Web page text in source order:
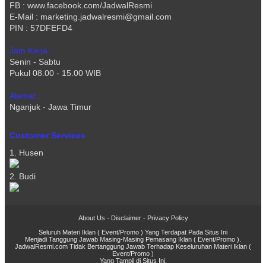
FB : www.facebook.com/JadwalResmi
E-Mail : marketing.jadwalresmi@gmail.com
PIN : 57DFEFD4
Jam Kerja :
Senin - Sabtu
Pukul 08.00 - 15.00 WIB
Alamat :
Nganjuk - Jawa Timur
Customer Services
1. Husen
2. Budi
About Us - Disclaimer- Privacy Policy
Seluruh Materi Iklan ( Event/Promo ) Yang Terdapat Pada Situs Ini
Menjadi Tanggung Jawab Masing-Masing Pemasang Iklan ( Event/Promo ).
JadwalResmi.com Tidak Bertanggung Jawab Terhadap Keseluruhan Materi Iklan (
Event/Promo )
Yang Tampil di Situs Ini.